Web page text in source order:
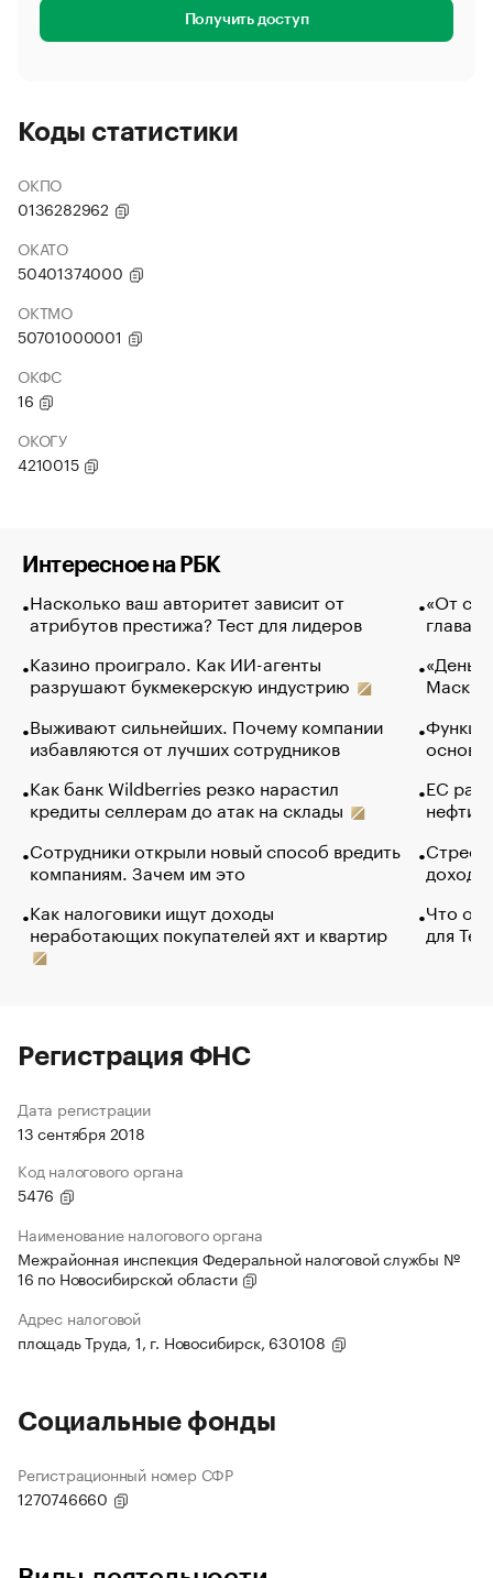
Получить доступ
Коды статистики
ОКПО
0136282962
ОКАТО
50401374000
ОКТМО
50701000001
ОКФС
16
ОКОГУ
4210015
Интересное на РБК
Насколько ваш авторитет зависит от
атрибутов престижа? Тест для лидеров
Казино проиграло. Как ИИ-агенты
разрушают букмекерскую индустрию
Выживают сильнейших. Почему компании
избавляются от лучших сотрудников
Как банк Wildberries резко нарастил
кредиты селлерам до атак на склады
Сотрудники открыли новый способ вредить
компаниям. Зачем им это
Как налоговики ищут доходы
неработающих покупателей яхт и квартир
«От
глава
Маск в
основ
ЕС
нефти
Что
для
Регистрация ФНС
Дата регистрации
13 сентября 2018
Код налогового органа
5476
Наименование налогового органа
Межрайонная инспекция Федеральной налоговой службы №
16 по Новосибирской области
Адрес налоговой
площадь Труда, 1, г. Новосибирск, 630108
Социальные фонды
Регистрационный номер СФР
1270746660